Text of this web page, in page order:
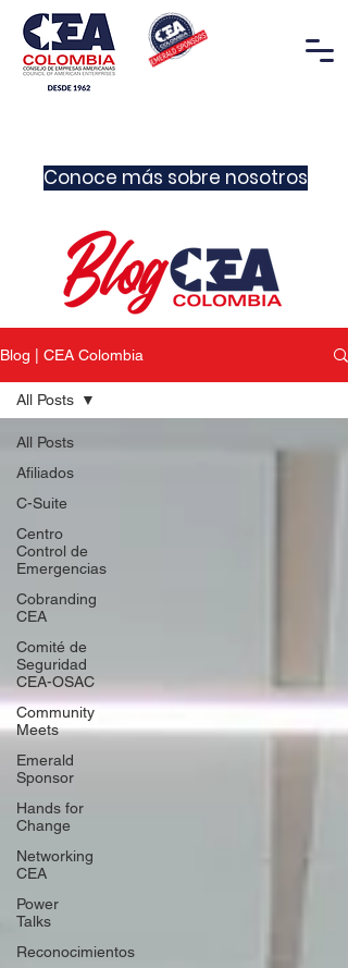
Conoce más sobre nosotros
Blog | CEA Colombia
All Posts
Afiliados
C-Suite
Centro
Control de
Emergencias
Cobranding
CEA
Comité de
Seguridad
CEA-OSAC
Community
Meets
Emerald
Sponsor
Hands for
Change
Networking
CEA
Power
Talks
Reconocimientos
All Posts